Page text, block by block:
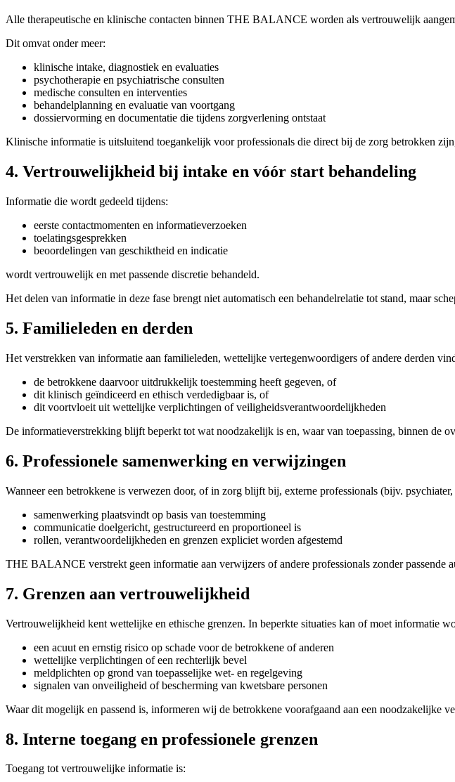
Alle therapeutische en klinische contacten binnen THE BALANCE worden als vertrouwelijk
Dit omvat onder meer:
klinische intake, diagnostiek en evaluaties
psychotherapie en psychiatrische consulten
medische consulten en interventies
behandelplanning en evaluatie van voortgang
dossiervorming en documentatie die tijdens zorgverlening ontstaat
Klinische informatie is uitsluitend toegankelijk voor professionals die direct bij de zorg betrokken
4. Vertrouwelijkheid bij intake en vóór start behandeling
Informatie die wordt gedeeld tijdens:
eerste contactmomenten en informatieverzoeken
toelatingsgesprekken
beoordelingen van geschiktheid en indicatie
wordt vertrouwelijk en met passende discretie behandeld.
Het delen van informatie in deze fase brengt niet automatisch een behandelrelatie tot stand, maar
5. Familieleden en derden
Het verstrekken van informatie aan familieleden, wettelijke vertegenwoordigers of andere derden
de betrokkene daarvoor uitdrukkelijk toestemming heeft gegeven, of
dit klinisch geïndiceerd en ethisch verdedigbaar is, of
dit voortvloeit uit wettelijke verplichtingen of veiligheidsverantwoordelijkheden
De informatieverstrekking blijft beperkt tot wat noodzakelijk is en, waar van toepassing, binnen de
6. Professionele samenwerking en verwijzingen
Wanneer een betrokkene is verwezen door, of in zorg blijft bij, externe professionals (bijv. psychiater,
samenwerking plaatsvindt op basis van toestemming
communicatie doelgericht, gestructureerd en proportioneel is
rollen, verantwoordelijkheden en grenzen expliciet worden afgestemd
THE BALANCE verstrekt geen informatie aan verwijzers of andere professionals zonder passende
7. Grenzen aan vertrouwelijkheid
Vertrouwelijkheid kent wettelijke en ethische grenzen. In beperkte situaties kan of moet informatie
een acuut en ernstig risico op schade voor de betrokkene of anderen
wettelijke verplichtingen of een rechterlijk bevel
meldplichten op grond van toepasselijke wet- en regelgeving
signalen van onveiligheid of bescherming van kwetsbare personen
Waar dit mogelijk en passend is, informeren wij de betrokkene voorafgaand aan een noodzakelijke
8. Interne toegang en professionele grenzen
Toegang tot vertrouwelijke informatie is: